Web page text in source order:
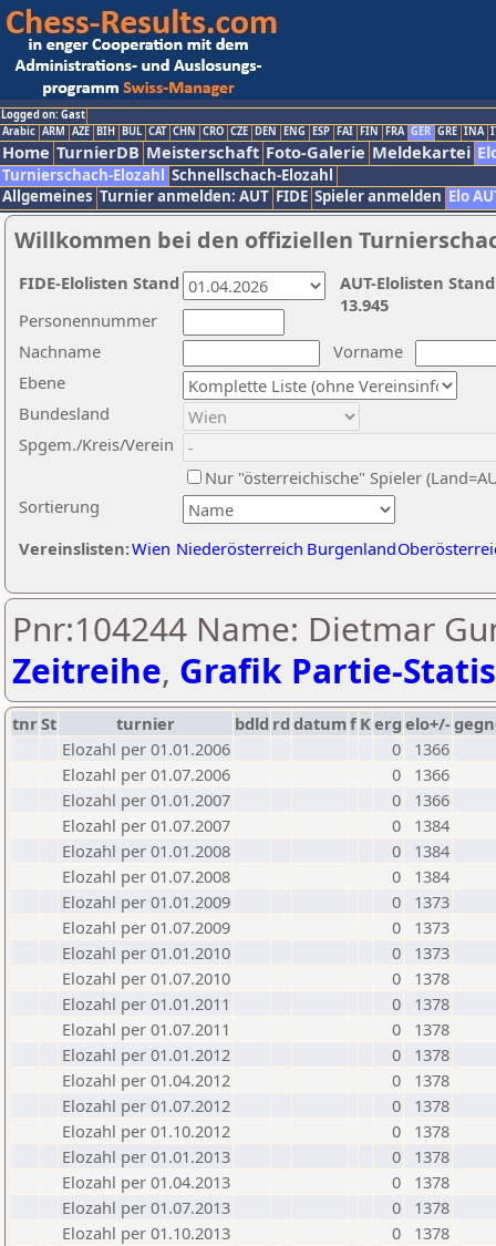
Logged on: Gast
Arabic ARM AZE BIH BUL CAT CHN CRO CZE DEN ENG ESP FAI FIN FRA GER GRE INA
Home TurnierDB Meisterschaft Foto-Galerie Meldekartei
Turnierschach-Elozahl Schnellschach-Elozahl
Allgemeines Turnier anmelden: AUT FIDE Spieler anmelden Elo
Willkommen bei den offiziellen
Nachname
Vorname
Ebene
Sortierung
Personennummer
Bundesland
Spgem./Kreis/Verein
Nur "österreichische" Spieler
Vereinslisten:Wien Niederösterreich Burgenland
AUT-Elolisten
13.945
FIDE-Elolisten Stand
Pnr:104244 Name: Dietmar
Zeitreihe, Grafik Partie-
tnrSt turnier bdld rd datumf Kerg elo+/-
Elozahl per 01.01.2006
0
1366
Elozahl per 01.07.2006
0
1366
Elozahl per 01.01.2007
0
1366
Elozahl per 01.07.2007
0
1384
Elozahl per 01.01.2008
0
1384
Elozahl per 01.07.2008
0
1384
Elozahl per 01.01.2009
0
1373
Elozahl per 01.07.2009
0
1373
Elozahl per 01.01.2010
0
1373
Elozahl per 01.07.2010
0
1378
Elozahl per 01.01.2011
0
1378
Elozahl per 01.07.2011
0
1378
Elozahl per 01.01.2012
0
1378
Elozahl per 01.04.2012
0
1378
Elozahl per 01.07.2012
0
1378
Elozahl per 01.10.2012
0
1378
Elozahl per 01.01.2013
0
1378
Elozahl per 01.04.2013
0
1378
Elozahl per 01.07.2013
0
1378
Elozahl per 01.10.2013
0
1378